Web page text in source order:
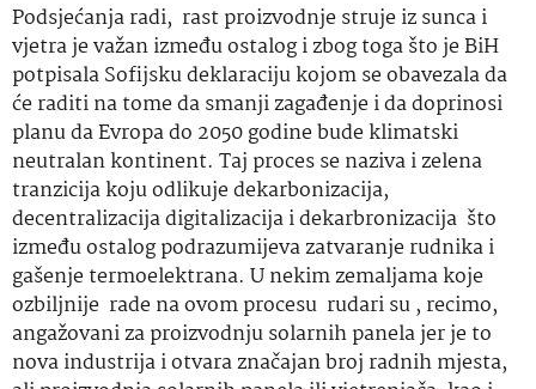
Podsjećanja radi, rast proizvodnje struje iz sunca i
vjetra je važan između ostalog i zbog toga što je BiH
potpisala Sofijsku deklaraciju kojom se obavezala da
će raditi na tome da smanji zagađenje i da doprinosi
planu da Evropa do 2050 godine bude klimatski
neutralan kontinent. Taj proces se naziva i zelena
tranzicija koju odlikuje dekarbonizacija,
decentralizacija digitalizacija i dekarbronizacija što
između ostalog podrazumijeva zatvaranje rudnika i
gašenje termoelektrana. U nekim zemaljama koje
ozbiljnije rade na ovom procesu rudari su , recimo,
angažovani za proizvodnju solarnih panela jer je to
nova industrija i otvara značajan broj radnih mjesta,